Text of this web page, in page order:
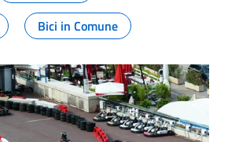
Bici in Comune